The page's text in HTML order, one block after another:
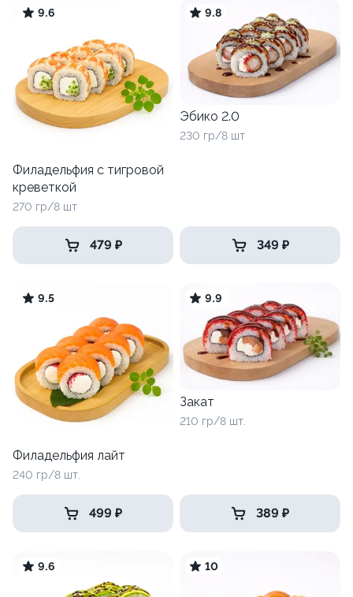
9.6
Филадельфия с тигровой
креветкой
270 гр/8 шт
479 ₽
9.8
Эбико 2.0
230 гр/8 шт
349 ₽
9.5
Филадельфия лайт
240 гр/8 шт.
499 ₽
9.9
Закат
210 гр/8 шт.
389 ₽
9.6 10